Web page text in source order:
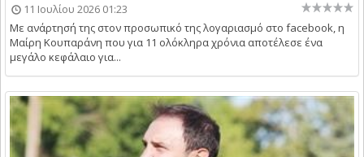
11 Ιουλίου 2026 01:23
Με ανάρτησή της στον προσωπικό της λογαριασμό στο facebook, η
Μαίρη Κουπαράνη που για 11 ολόκληρα χρόνια αποτέλεσε ένα
μεγάλο κεφάλαιο για...